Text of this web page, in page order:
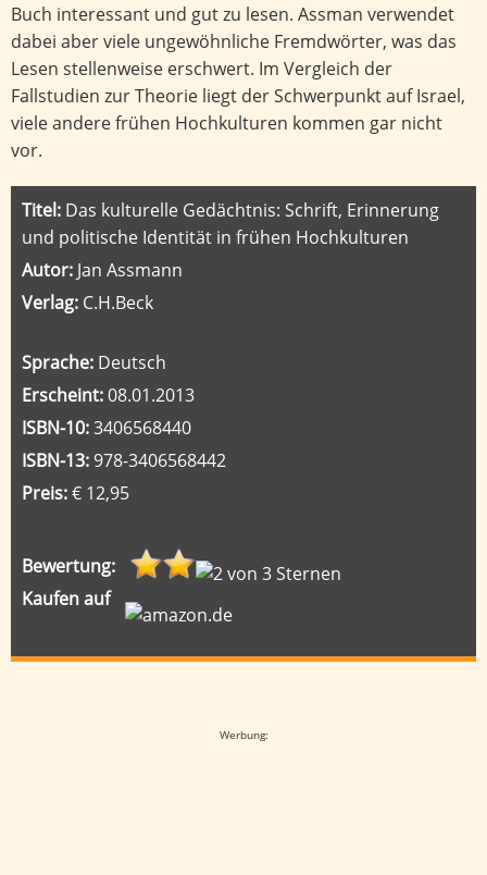
Buch interessant und gut zu lesen. Assman verwendet
dabei aber viele ungewöhnliche Fremdwörter, was das
Lesen stellenweise erschwert. Im Vergleich der
Fallstudien zur Theorie liegt der Schwerpunkt auf Israel,
viele andere frühen Hochkulturen kommen gar nicht
vor.
Titel: Das kulturelle Gedächtnis: Schrift, Erinnerung
und politische Identität in frühen Hochkulturen
Autor: Jan Assmann
Verlag: C.H.Beck
Sprache: Deutsch
Erscheint:08.01.2013
ISBN-10:3406568440
ISBN-13: 978-3406568442
Preis:€ 12,95
Bewertung:
Kaufen auf
Werbung: